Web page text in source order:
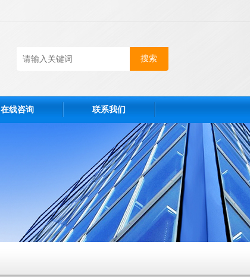
在线咨询 联系我们